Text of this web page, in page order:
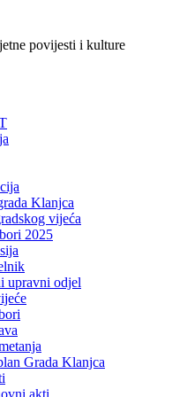
povijesti i kulture
Klanjca
vijeća
2025
upravni odjel
Grada Klanjca
akti